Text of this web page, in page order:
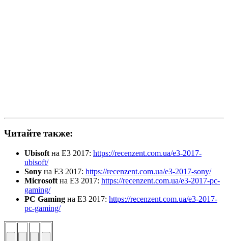
Читайте также:
Ubisoft на E3 2017: https://recenzent.com.ua/e3-2017-
ubisoft/
Sony на E3 2017: https://recenzent.com.ua/e3-2017-sony/
Microsoft на E3 2017: https://recenzent.com.ua/e3-2017-pc-
gaming/
PC Gaming на E3 2017: https://recenzent.com.ua/e3-2017-
pc-gaming/